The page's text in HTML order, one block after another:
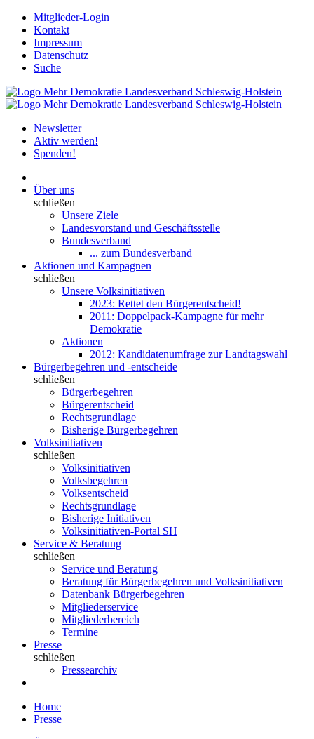
Mitglieder-Login
Kontakt
Impressum
Datenschutz
Suche
Newsletter
Aktiv werden!
Spenden!
Über uns
schließen
Unsere Ziele
Landesvorstand und Geschäftsstelle
Bundesverband
... zum Bundesverband
Aktionen und Kampagnen
schließen
Unsere Volksinitiativen
2023: Rettet den Bürgerentscheid!
2011: Doppelpack-Kampagne für mehr
Demokratie
Aktionen
2012: Kandidatenumfrage zur Landtagswahl
Bürgerbegehren und -entscheide
schließen
Bürgerbegehren
Bürgerentscheid
Rechtsgrundlage
Bisherige Bürgerbegehren
Volksinitiativen
schließen
Volksinitiativen
Volksbegehren
Volksentscheid
Rechtsgrundlage
Bisherige Initiativen
Volksinitiativen-Portal SH
Service & Beratung
schließen
Service und Beratung
Beratung für Bürgerbegehren und Volksinitiativen
Datenbank Bürgerbegehren
Mitgliederservice
Mitgliederbereich
Termine
Presse
schließen
Pressearchiv
Home
Presse